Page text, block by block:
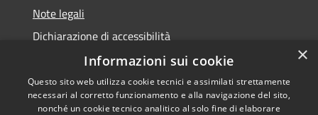
Note legali
Dichiarazione di accessibilità
Copyright © 2026 • Comune di
×
Informazioni sui cookie
Questo sito web utilizza cookie tecnici e assimilati strettamente
necessari al corretto funzionamento e alla navigazione del sito,
nonché un cookie tecnico analitico al solo fine di elaborare